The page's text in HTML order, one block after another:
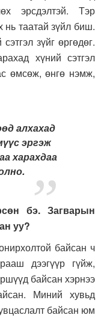
эрсдэлтэй. Тэр
нь таатай зүйл биш.
зүйг өргөдөг.
хүний сэтгэл
өмсөж, өнгө нэмж,
алхахад
эргэж
харахдаа
бэ. Загварын
уу?
байсан ч
дээгүүр гүйж,
байсан хэрнээ
Миний хувьд
байсан юм